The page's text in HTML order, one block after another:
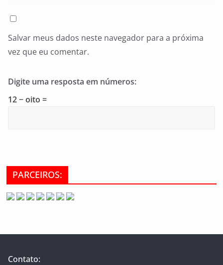
Salvar meus dados neste navegador para a próxima
vez que eu comentar.
Digite uma resposta em números:
12 − oito =
PARCEIROS:
Contato: